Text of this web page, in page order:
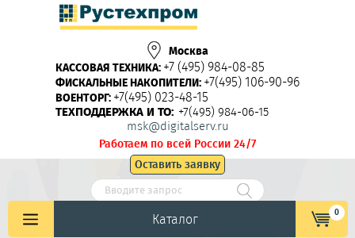
Москва
КАССОВАЯ ТЕХНИКА: +7 (495) 984-08-85
ФИСКАЛЬНЫЕ НАКОПИТЕЛИ: +7(495) 106-90-96
ВОЕНТОРГ: +7(495) 023-48-15
ТЕХПОДДЕРЖКА И ТО: +7(495) 984-06-15
msk@digitalserv.ru
Работаем по всей России 24/7
Оставить заявку
Каталог 0